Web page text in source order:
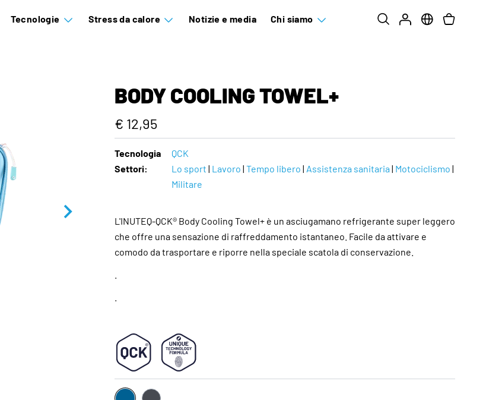
Tecnologie Stress da calore Notizie e media Chi siamo
BODY COOLING TOWEL+
€ 12,95
Tecnologia
QCK
Settori:
Lo sport | Lavoro | Tempo libero | Assistenza sanitaria | Motociclismo |
Militare
L'INUTEQ-QCK® Body Cooling Towel+ è un asciugamano refrigerante super leggero
che offre una sensazione di raffreddamento istantaneo. Facile da attivare e
comodo da trasportare e riporre nella speciale scatola di conservazione.